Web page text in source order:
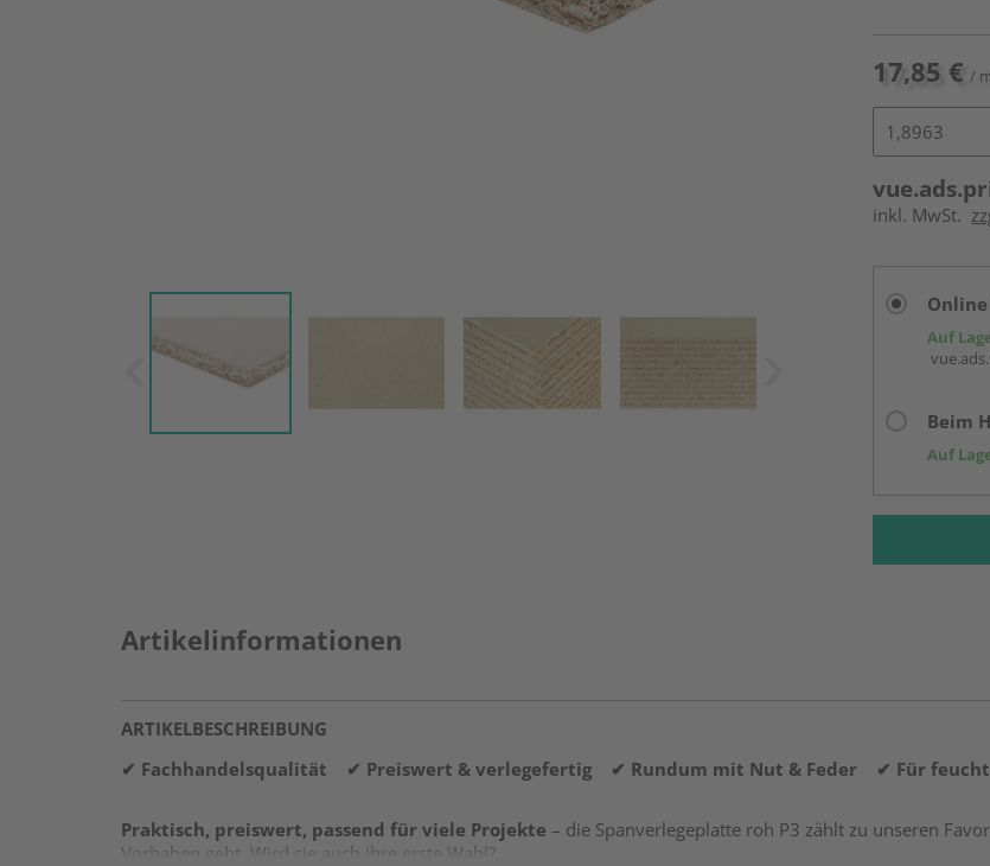
17,85 € /
inkl. MwSt.
Auf
Beim
Auf
Artikelinformationen
ARTIKELBESCHREIBUNG
✔ Fachhandelsqualität ✔ Preiswert & verlegefertig ✔ Rundum mit Nut & Feder ✔ Für
Praktisch, preiswert, passend für viele Projekte – die Spanverlegeplatte roh P3 zählt zu unseren
Vorhaben geht. Wird sie auch Ihre erste Wahl?